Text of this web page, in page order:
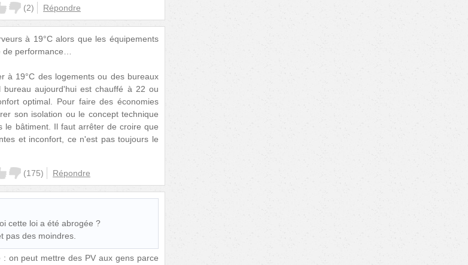
(2) Répondre
à 19°C alors que les équipements
performance…
à 19°C des logements ou des bureaux
aujourd'hui est chauffé à 22 ou
optimal. Pour faire des économies
son isolation ou le concept technique
le bâtiment. Il faut arrêter de croire que
et inconfort, ce n'est pas toujours le
(175) Répondre
cette loi a été abrogée ?
pas des moindres.
on peut mettre des PV aux gens parce